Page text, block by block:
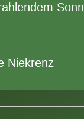
Niekrenz